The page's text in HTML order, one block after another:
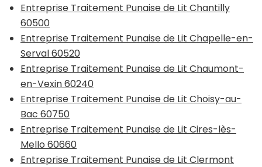
Entreprise Traitement Punaise de Lit Chantilly
60500
Entreprise Traitement Punaise de Lit Chapelle-en-
Serval 60520
Entreprise Traitement Punaise de Lit Chaumont-
en-Vexin 60240
Entreprise Traitement Punaise de Lit Choisy-au-
Bac 60750
Entreprise Traitement Punaise de Lit Cires-lès-
Mello 60660
Entreprise Traitement Punaise de Lit Clermont